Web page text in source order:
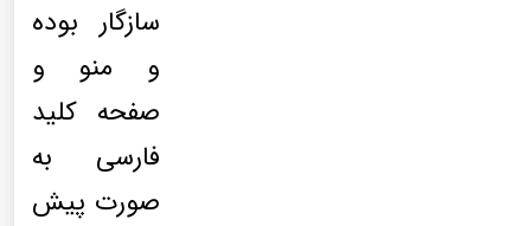
سازگار بوده
و منو و
صفحه کلید
فارسی به
صورت پیش